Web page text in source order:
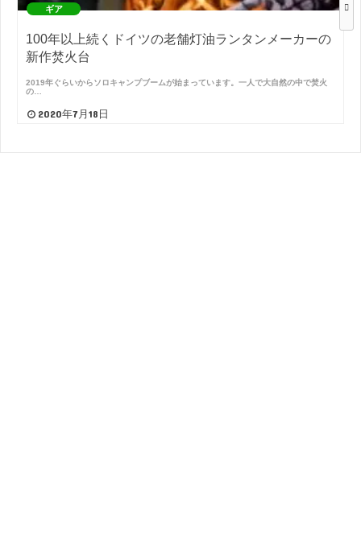
ギア
100年以上続くドイツの老舗灯油ランタンメーカーの
新作焚火台
2019年ぐらいからソロキャンプブームが始まっています。一人で大自然の中で焚火
の…
2020年7月18日